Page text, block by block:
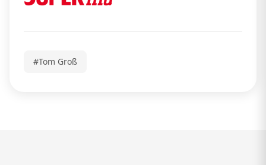
#Tom Groß